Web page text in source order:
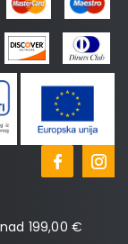
199,00 €